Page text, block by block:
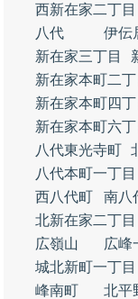
西新在家二丁目
八代
伊伝
新在家三丁目
新在家本町二丁
新在家本町四丁
新在家本町六丁
八代東光寺町
八代本町一丁目
西八代町
南八
北新在家二丁目
広嶺山
広峰
城北新町一丁目
峰南町
北平